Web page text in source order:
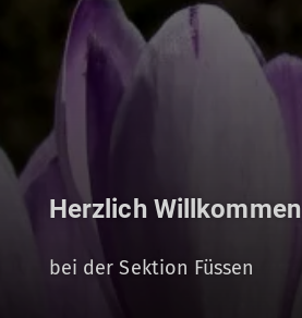
Herzlich Willkommen
bei der Sektion Füssen